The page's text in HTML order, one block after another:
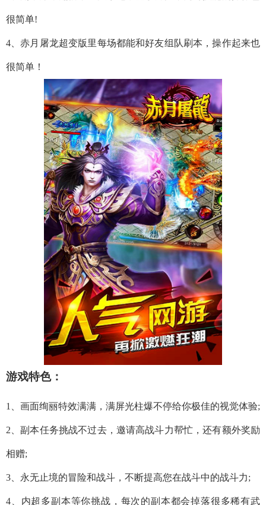
很简单!
4、赤月屠龙超变版里每场都能和好友组队刷本，操作起来也
很简单！
游戏特色：
1、画面绚丽特效满满，满屏光柱爆不停给你极佳的视觉体验;
2、副本任务挑战不过去，邀请高战斗力帮忙，还有额外奖励
相赠;
3、永无止境的冒险和战斗，不断提高您在战斗中的战斗力;
4、内超多副本等你挑战，每次的副本都会掉落很多稀有武